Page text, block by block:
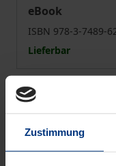
Zustimmung
eBook
ISBN 978-3-7489-
Lieferbar
Preisangaben inkl.
kann die MwSt. an